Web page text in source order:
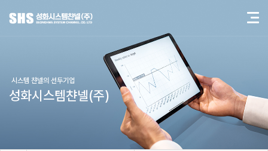
시스템 챤넬의 선두기업
성화시스템챤넬(주)